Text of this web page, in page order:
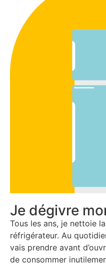
Je dégivre
Tous les ans, je nettoie
réfrigérateur. Au
vais prendre avant
de consommer